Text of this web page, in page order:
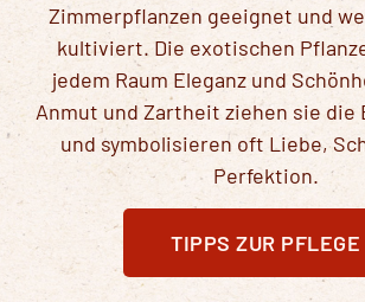
Zimmerpflanzen geeignet und
kultiviert. Die exotischen
jedem Raum Eleganz und
Anmut und Zartheit ziehen sie die
und symbolisieren oft Liebe,
Perfektion.
TIPPS ZUR PFLEGE